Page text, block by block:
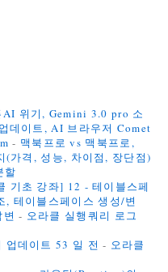
위기, Gemini 3.0 pro 소
데이트, AI 브라우저 Comet
- 맥북프로 vs 맥북프로,
가격, 성능, 차이점, 장단점)
할
기초 강좌] 12 - 테이블스페
, 테이블스페이스 생성/변
- 오라클 실행쿼리 로그
업데이트 53 일 전 - 오라클